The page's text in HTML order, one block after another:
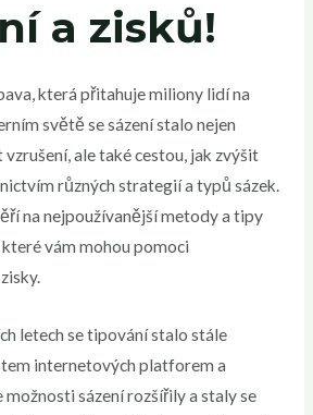
a zisků!
která přitahuje miliony lidí na
světě se sázení stalo nejen
vzrušení, ale také cestou, jak zvýšit
různých strategií a typů sázek.
na nejpoužívanější metody a tipy
vám mohou pomoci
letech se tipování stalo stále
internetových platforem a
sázení rozšířily a staly se